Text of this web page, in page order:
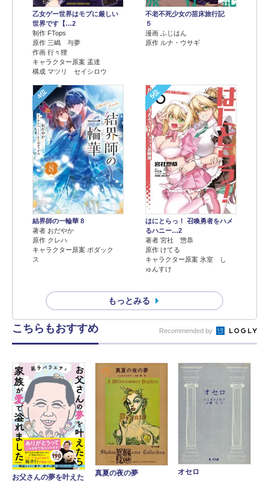
乙女ゲー世界はモブに厳しい
世界です【…2
制作 FTops
原作 三嶋 与夢
作画 行々狸
キャラクター原案 孟達
構成 マツリ セイシロウ
不老不死少女の苗床旅行記
５
漫画 ふじはん
原作 ルナ・ウサギ
4位
結界師の一輪華 8
著者 おだやか
原作 クレハ
キャラクター原案 ボダック
ス
5位
はにとらっ！ 召喚勇者をハメ
るハニー…2
著者 宮社 惣恭
原作 けてる
キャラクター原案 氷室 し
ゅんすけ
もっとみる
こちらもおすすめ Recommended by
お父さんの夢を叶えた
真夏の夜の夢 オセロ